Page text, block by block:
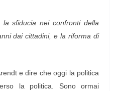
sfiducia nei confronti della
dai cittadini, e la riforma di
e dire che oggi la politica
la politica. Sono ormai